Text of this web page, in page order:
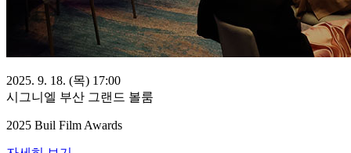
2025. 9. 18. (목) 17:00
시그니엘 부산 그랜드 볼룸
2025 Buil Film Awards